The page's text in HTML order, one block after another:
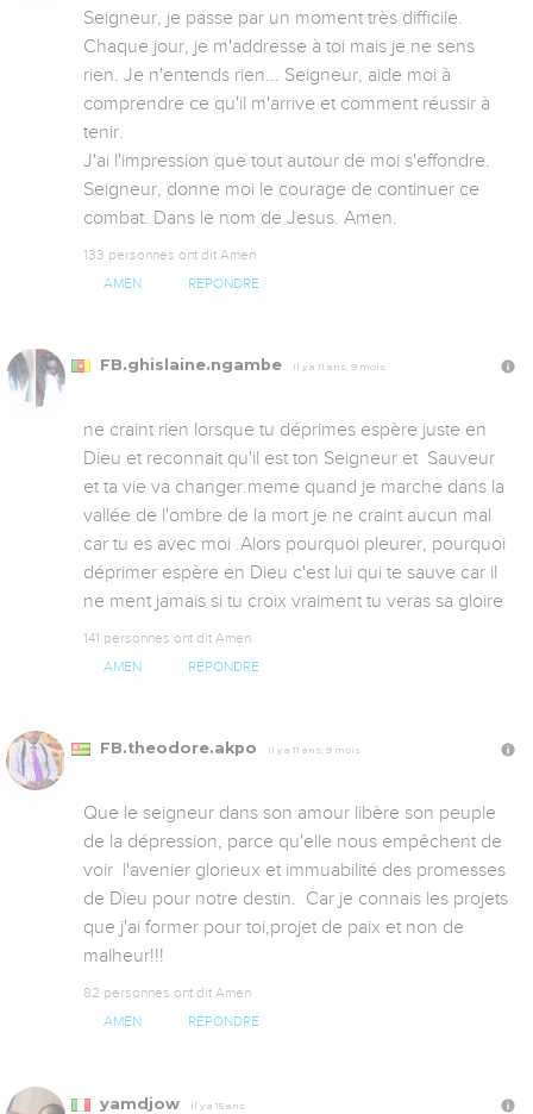
Seigneur, je passe par un moment très difficile.
Chaque jour, je m'addresse à toi mais je ne sens
rien. Je n'entends rien... Seigneur, aide moi à
comprendre ce qu'il m'arrive et comment réussir à
tenir.
J'ai l'impression que tout autour de moi s'effondre.
Seigneur, donne moi le courage de continuer ce
combat. Dans le nom de Jesus. Amen.
133 personnes ont dit Amen
AMEN RÉPONDRE
FB.ghislaine.ngambe Il y a 11 ans, 9 mois
ne craint rien lorsque tu déprimes espère juste en
Dieu et reconnait qu'il est ton Seigneur et  Sauveur
et ta vie va changer.meme quand je marche dans la
vallée de l'ombre de la mort je ne craint aucun mal
car tu es avec moi .Alors pourquoi pleurer, pourquoi
déprimer espère en Dieu c'est lui qui te sauve car il
ne ment jamais si tu croix vraiment tu veras sa gloire
141 personnes ont dit Amen
AMEN RÉPONDRE
FB.theodore.akpo Il y a 11 ans, 9 mois
Que le seigneur dans son amour libère son peuple
de la dépression, parce qu'elle nous empêchent de
voir  l'avenier glorieux et immuabilité des promesses
de Dieu pour notre destin.  Car je connais les projets
que j'ai former pour toi,projet de paix et non de
malheur!!!
82 personnes ont dit Amen
AMEN RÉPONDRE
yamdjow Il y a 15 ans